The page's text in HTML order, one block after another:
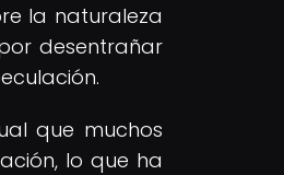
la naturaleza
desentrañar
que muchos
lo que ha